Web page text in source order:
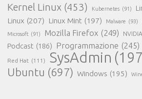
Kernel Linux (453) Kubernetes (91)
Linux (207) Linux Mint (197) Malware (93)
Microsoft (91) Mozilla Firefox (249) NVIDIA
Podcast (186) Programmazione (245)
Red Hat (111) SysAdmin
Ubuntu (697) Windows (195)